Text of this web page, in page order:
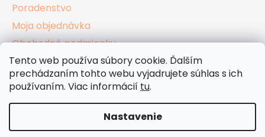
Tento web používa súbory cookie. Ďalším
prechádzaním tohto webu vyjadrujete súhlas s ich
používaním. Viac informácií tu.
Nastavenie
Poradenstvo
Moja objednávka
Obchodné podmienky
Reklamačný poriadok
Podmienky ochrany osobných údajov